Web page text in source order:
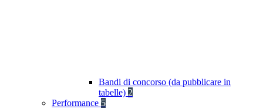
Bandi di concorso (da pubblicare in
tabelle) 2
Performance 5